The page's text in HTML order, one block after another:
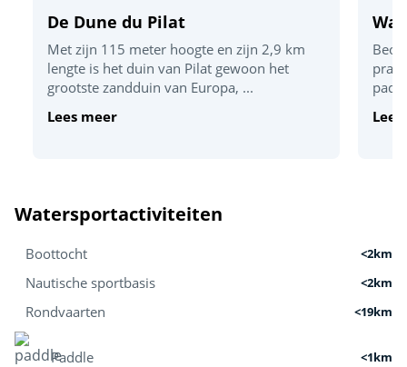
De Dune du Pilat
Met zijn 115 meter hoogte en zijn 2,9 km
lengte is het duin van Pilat gewoon het
grootste zandduin van Europa, ...
Lees meer
Watersportactiviteiten
Boottocht <2km
Nautische sportbasis <2km
Rondvaarten <19km
Paddle <1km